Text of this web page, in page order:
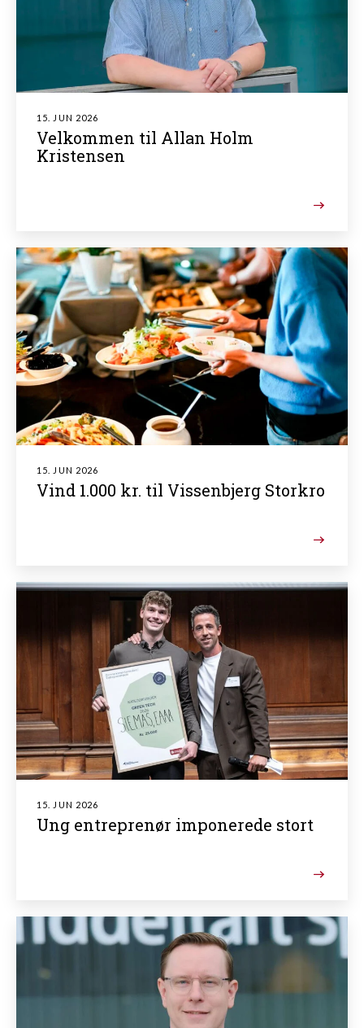
15. JUN 2026
Velkommen til Allan Holm
Kristensen
15. JUN 2026
Vind 1.000 kr. til Vissenbjerg Storkro
15. JUN 2026
Ung entreprenør imponerede stort